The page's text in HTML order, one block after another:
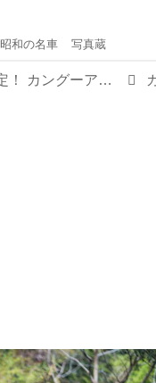
昭和の名車 写真蔵
10セット限定！ カングーアウトドアキットBOXをルノーが4月30日に発売。12種類のグッズをセットに